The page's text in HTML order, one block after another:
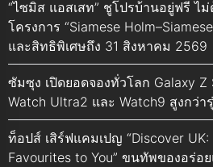
“ไซมิส แอสเสท” ชูโปรบ้านอยู่ฟรี ไ
โครงการ “Siamese
และสิทธิพิเศษถึง 31 สิงหาคม 2569
ซัมซุง เปิดยอดจองทั่วโลก Galaxy Z
Watch Ultra2 และ Watch9 สูงกว่
ท็อปส์ เสิร์ฟแคมเปญ “Discover
Favourites to You” ขนทัพของอร่อ